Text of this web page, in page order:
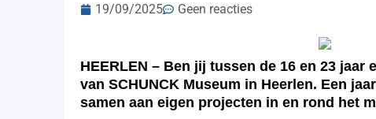
19/09/2025 Geen reacties
HEERLEN – Ben jij tussen de 16 en 23
van SCHUNCK Museum in Heerlen. Een
samen aan eigen projecten in en rond het